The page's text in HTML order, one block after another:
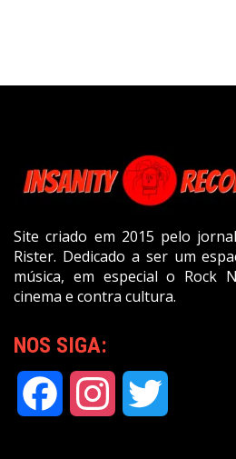
Site criado em 2015 pelo
Rister. Dedicado a ser um
música, em especial o Rock
cinema e contra cultura.
NOS SIGA:
Facebook Instagram